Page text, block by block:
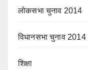
लोकसभा चुनाव 2014
विधानसभा चुनाव 2014
शिक्षा